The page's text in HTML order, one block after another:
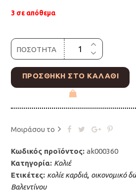
3 σε απόθεμα
ΠΟΣΟΤΗΤΑ
ΠΡΟΣΘΉΚΗ ΣΤΟ ΚΑΛΆΘΙ
Μοιράσου το
Κωδικός προϊόντος:ak000360
Κατηγορία: Κολιέ
Ετικέτες: κολίε καρδιά, οικονομικό
Βαλεντίνου